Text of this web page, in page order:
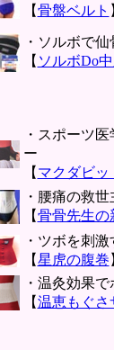
【骨盤ベルト
・ソルボで
【 ソルボDo
・スポーツ
ー
【 マクダビッ
・腰痛の救
【骨骨先生の
・ツボを刺
【星虎の腹巻
・温灸効果
【温恵もぐさ